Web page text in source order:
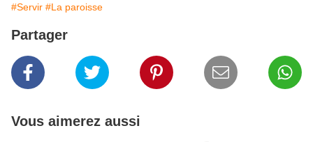
#Servir #La paroisse
Partager
Vous aimerez aussi